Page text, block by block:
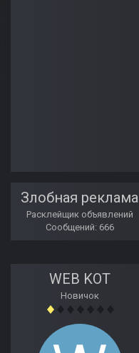
Злобная реклама
Расклейщик объявлений
Сообщений: 666
WEB KOT
Новичок